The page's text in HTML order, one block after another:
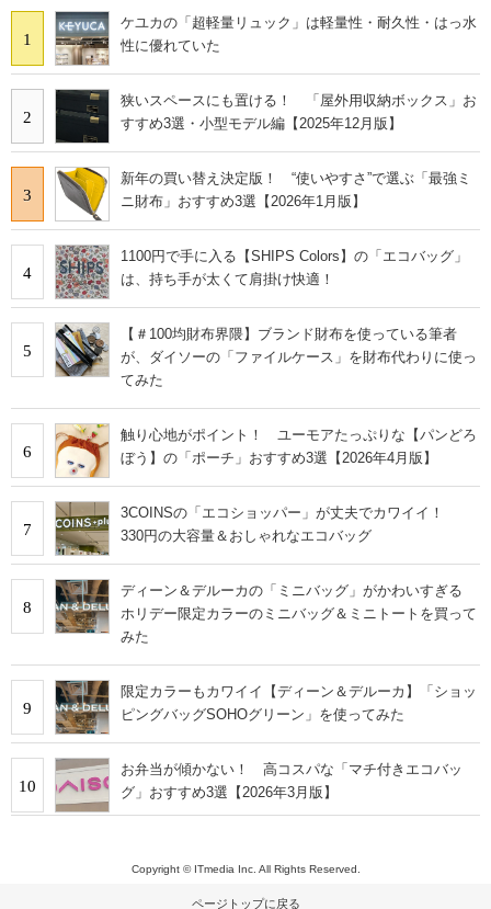
1
ケユカの「超軽量リュック」は軽量性・耐久性・はっ水
性に優れていた
2
狭いスペースにも置ける！ 「屋外用収納ボックス」お
すすめ3選・小型モデル編【2025年12月版】
3
新年の買い替え決定版！ “使いやすさ”で選ぶ「最強ミ
ニ財布」おすすめ3選【2026年1月版】
4
1100円で手に入る【SHIPS Colors】の「エコバッグ」
は、持ち手が太くて肩掛け快適！
5
【＃100均財布界隈】ブランド財布を使っている筆者
が、ダイソーの「ファイルケース」を財布代わりに使っ
てみた
6
触り心地がポイント！ ユーモアたっぷりな【パンどろ
ぼう】の「ポーチ」おすすめ3選【2026年4月版】
7
3COINSの「エコショッパー」が丈夫でカワイイ！
330円の大容量＆おしゃれなエコバッグ
8
ディーン＆デルーカの「ミニバッグ」がかわいすぎる
ホリデー限定カラーのミニバッグ＆ミニトートを買って
みた
9
限定カラーもカワイイ【ディーン＆デルーカ】「ショッ
ピングバッグSOHOグリーン」を使ってみた
10
お弁当が傾かない！ 高コスパな「マチ付きエコバッ
グ」おすすめ3選【2026年3月版】
Copyright © ITmedia Inc. All Rights Reserved.
ページトップに戻る